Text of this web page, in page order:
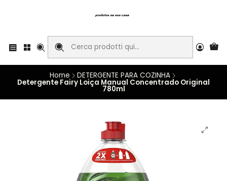
Home DETERGENTE PARA COZINHA
Detergente Fairy Loiça Manual Concentrado Original
780ml